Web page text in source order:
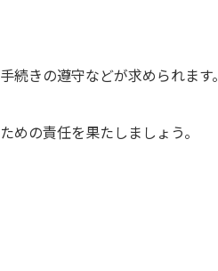
きの遵守などが求められます。
めの責任を果たしましょう。